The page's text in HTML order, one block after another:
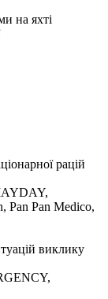
на яхті
рацій
Pan Medico,
виклику